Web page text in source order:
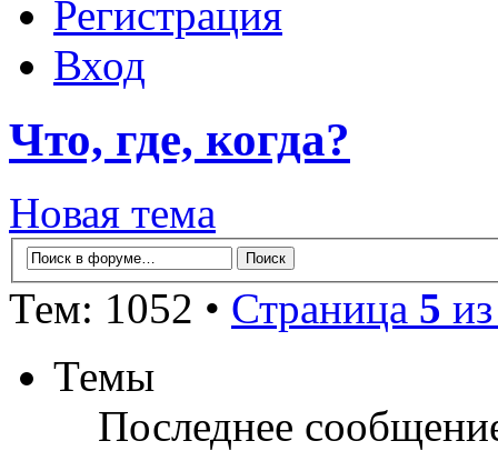
Регистрация
Вход
Что, где, когда?
Новая тема
Тем: 1052 • Страница 5
Темы
Последнее